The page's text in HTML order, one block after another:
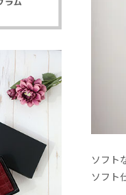
ソフト
ソフト